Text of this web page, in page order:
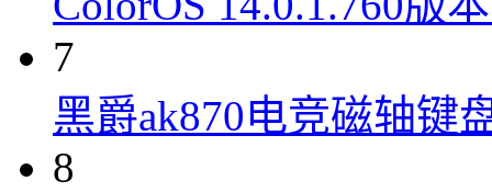
7
黑爵ak870电竞磁轴键
8